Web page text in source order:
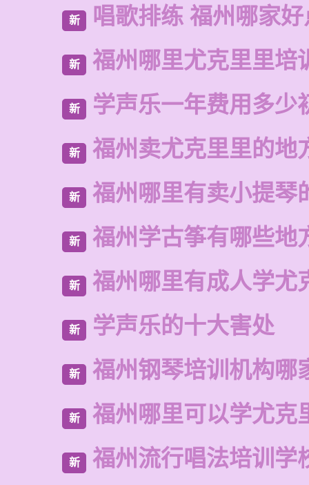
新 唱歌排练 福州哪家
新 福州哪里尤克里里培
新 学声乐一年费用多少
新 福州卖尤克里里的地
新 福州哪里有卖小提琴
新 福州学古筝有哪些地
新 福州哪里有成人学尤
新 学声乐的十大害处
新 福州钢琴培训机构哪
新 福州哪里可以学尤克
新 福州流行唱法培训学